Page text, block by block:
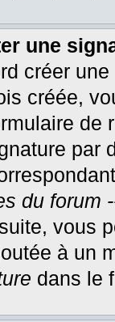
une
créer
créée,
de
par
du forum
vous
à un
dans le